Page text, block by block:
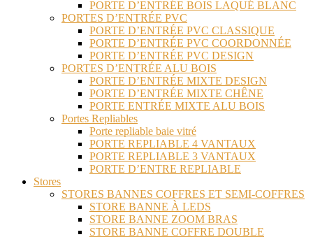
PORTE D’ENTRÉE BOIS LAQUÉ BLANC
PORTES D’ENTRÉE PVC
PORTE D’ENTRÉE PVC CLASSIQUE
PORTE D’ENTRÉE PVC COORDONNÉE
PORTE D’ENTRÉE PVC DESIGN
PORTES D’ENTRÉE ALU BOIS
PORTE D’ENTRÉE MIXTE DESIGN
PORTE D’ENTRÉE MIXTE CHÊNE
PORTE ENTRÉE MIXTE ALU BOIS
Portes Repliables
Porte repliable baie vitré
PORTE REPLIABLE 4 VANTAUX
PORTE REPLIABLE 3 VANTAUX
PORTE D’ENTRE REPLIABLE
Stores
STORES BANNES COFFRES ET SEMI-COFFRES
STORE BANNE À LEDS
STORE BANNE ZOOM BRAS
STORE BANNE COFFRE DOUBLE